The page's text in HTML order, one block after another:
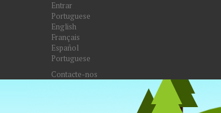
Entrar
Portuguese
English
Français
Español
Portuguese
Contacte-nos